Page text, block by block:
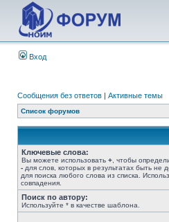
Вход
Сообщения без ответов | Активные темы
Список форумов
Ключевые слова:
Вы можете использовать + , чтобы
- для слов, которых в результатах быть
для поиска любого слова из списка.
совпадения.
Поиск по автору:
Используйте * в качестве шаблона.